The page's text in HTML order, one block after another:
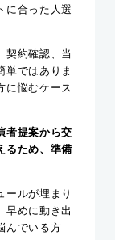
に合った人選
契約確認、当
単ではありま
に悩むケース
者提案から交
るため、準備
ールが埋まり
早めに動き出
んでいる方